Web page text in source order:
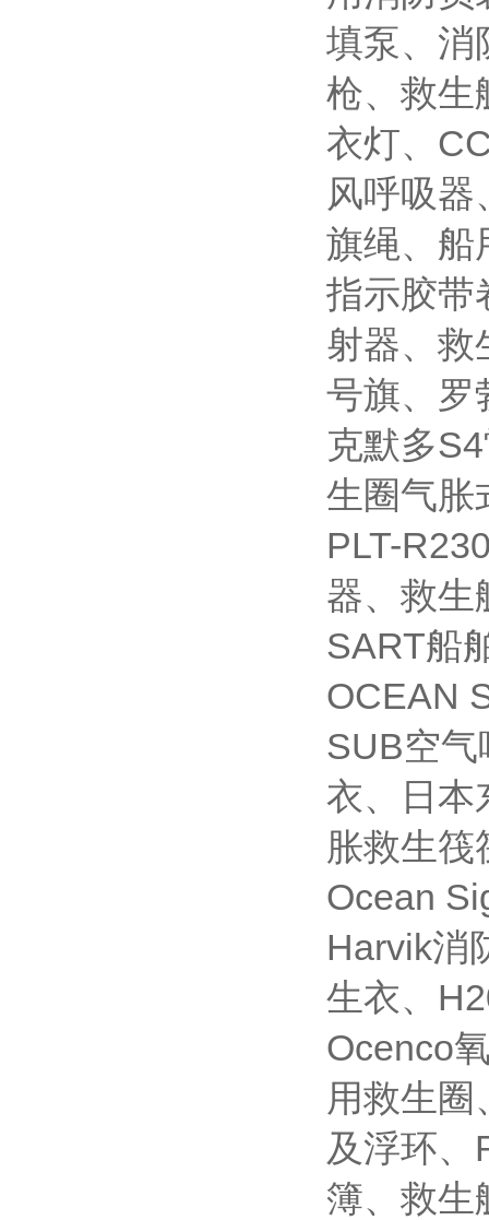
填泵、消
枪、救生
衣灯、
风呼吸
旗绳、船
指示胶带
射器、救
号旗、罗
克默多
生圈气胀
PLT-
器、救生
SART船
OCEAN
SUB空气
衣、日本
胀救生筏
Ocean
Harvik消
生衣、
Ocenco
用救生
及浮环、
簿、救生